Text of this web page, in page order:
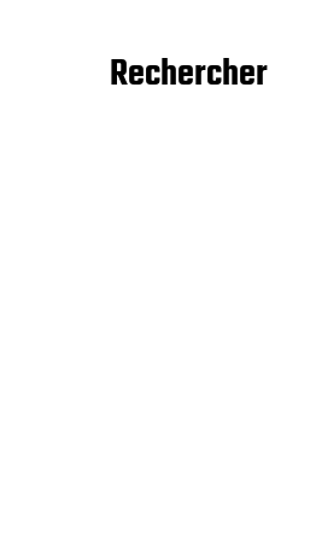
Rechercher